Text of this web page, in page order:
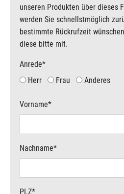
unseren Produkten über dieses
werden Sie schnellstmöglich
bestimmte Rückrufzeit
diese bitte mit.
Anrede*
Herr
Frau Anderes
Vorname*
Nachname*
PLZ*